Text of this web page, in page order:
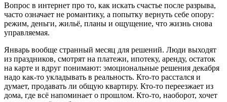
Вопрос в интернет про то, как искать счастье после разрыва,
часто означает не романтику, а попытку вернуть себе опору:
режим, деньги, жильё, планы и ощущение, что жизнь снова
управляемая.
Январь вообще странный месяц для решений. Люди выходят
из праздников, смотрят на платежи, ипотеку, аренду, остаток
на карте и вдруг понимают: эмоциональные решения декабря
надо как-то укладывать в реальность. Кто-то расстался и
думает, продавать ли общую квартиру. Кто-то переезжает из
дома, где всё напоминает о прошлом. Кто-то, наоборот, хочет